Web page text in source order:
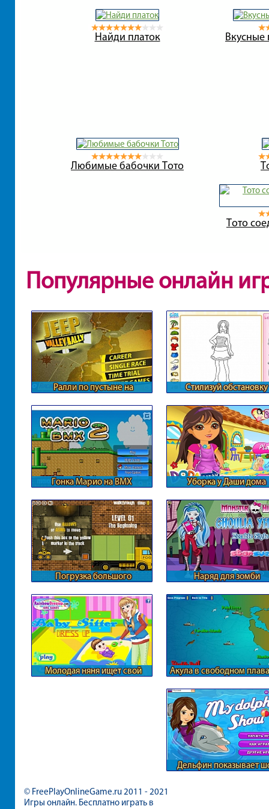
Найди платок Вкусные
Любимые бабочки Тото
Тото
Популярные онлайн
Ралли по пустыне на
Стилизуй обстановку
Гонка Марио на BMX Уборка у Даши дома
Погрузка большого
Наряд для зомби
Молодая няня ищет свой
Акула в свободном
Дельфин показывает
© FreePlayOnlineGame.ru 2011 - 2021
Игры онлайн. Бесплатно играть в